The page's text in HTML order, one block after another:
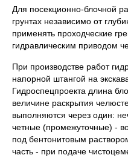
Для посекционно-блочной
грунтах независимо от
применять проходческие
гидравлическим приводом
При производстве работ
напорной штангой на
Гидроспецпроекта длина
величине раскрытия
выполняются через один:
четные (промежуточные) -
под бентонитовым
часть - при подаче